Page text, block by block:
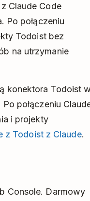
Claude Code
Po połączeniu
Todoist bez
na utrzymanie
konektora Todoist w
połączeniu
i projekty
z Todoist z Claude.
Console. Darmowy